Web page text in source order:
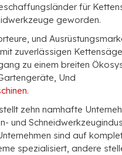
für
geworden.
und
zuverlässigen
zu einem breiten
Und
.
zehn namhafte
und
sind auf
spezialisiert, andere